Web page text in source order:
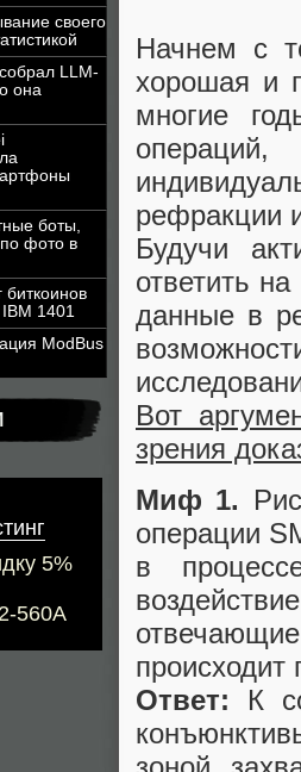
своего
LLM-
она
боты,
фото в
биткоинов
1401
ModBus
5%
560A
Начнем с
хорошая и
многие
рефракции
Будучи
ответить
данные в
Вот
зрения
Миф 1.
операции
в
Ответ: К